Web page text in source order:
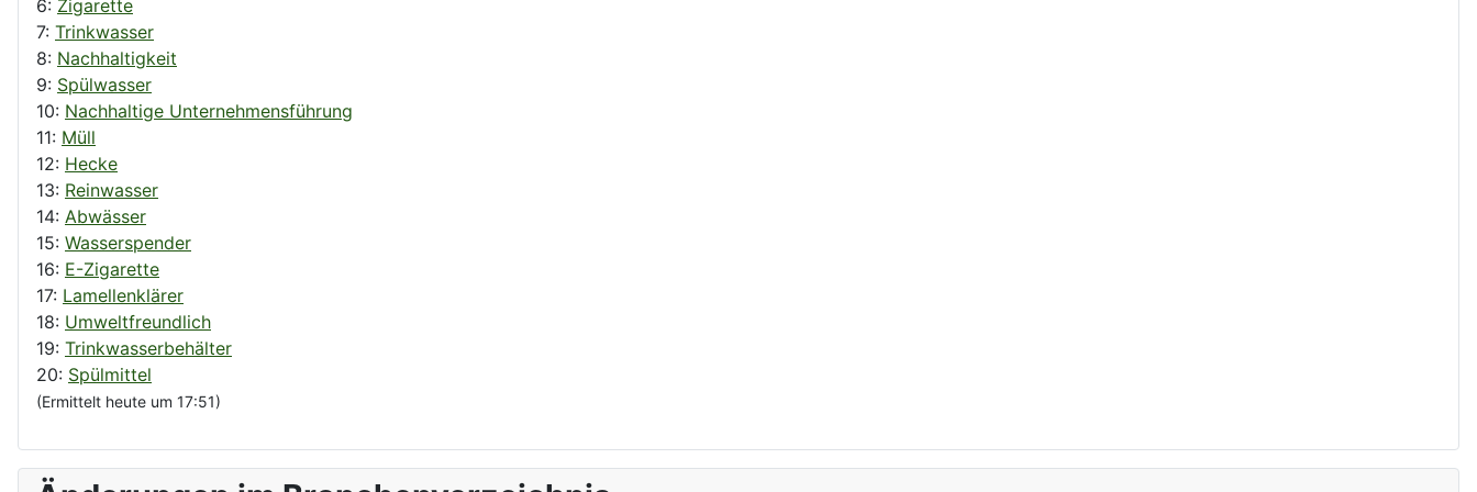
6: Zigarette
7: Trinkwasser
8: Nachhaltigkeit
9: Spülwasser
10: Nachhaltige Unternehmensführung
11: Müll
12: Hecke
13: Reinwasser
14: Abwässer
15: Wasserspender
16: E-Zigarette
17: Lamellenklärer
18: Umweltfreundlich
19: Trinkwasserbehälter
20: Spülmittel
(Ermittelt heute um 17:51)